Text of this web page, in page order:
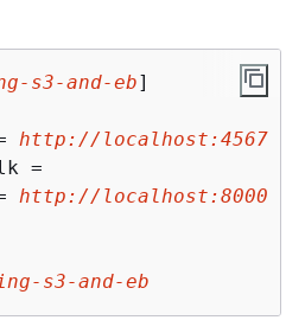
s3-and-eb]
http://localhost:4567
=
http://localhost:8000
s3-and-eb